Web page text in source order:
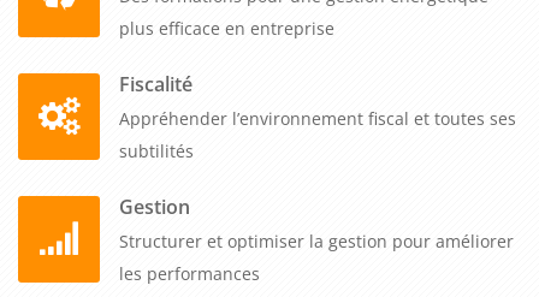
1 est essentielle pour les professionnels travaillant dans le
B. Elle offre une maîtrise des compétences techniques, une
compréhension approfondie des réglementations, le
développement des compétences analytiques, l'amélioration
confidentialité des données. En investissant dans cette
formation, les entreprises peuvent garantir une gestion de la
paie précise, conforme aux réglementations et efficace,
plus efficace en entreprise
Fiscalité
Appréhender l’environnement fiscal et toutes ses
subtilités
Gestion
Structurer et optimiser la gestion pour améliorer
les performances